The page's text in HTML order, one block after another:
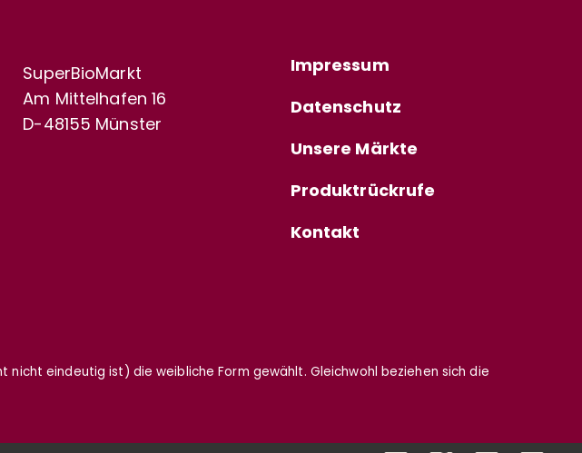
SuperBioMarkt
Am Mittelhafen 16
D-48155 Münster
Impressum
Datenschutz
Unsere Märkte
Produktrückrufe
Kontakt
nicht eindeutig ist) die weibliche Form gewählt. Gleichwohl beziehen sich die